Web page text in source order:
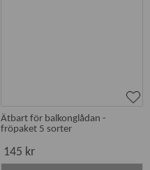
Ätbart för balkonglådan -
fröpaket 5 sorter
145 kr